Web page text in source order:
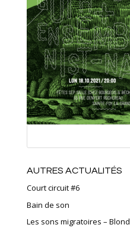
AUTRES ACTUALITÉS
Court circuit #6
Bain de son
Les sons migratoires – Blond